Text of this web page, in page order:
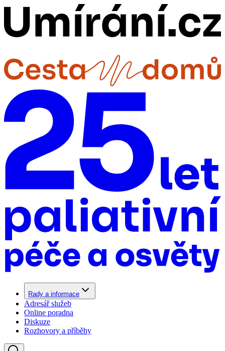
Rady a informace
Adresář služeb
Online poradna
Diskuze
Rozhovory a příběhy